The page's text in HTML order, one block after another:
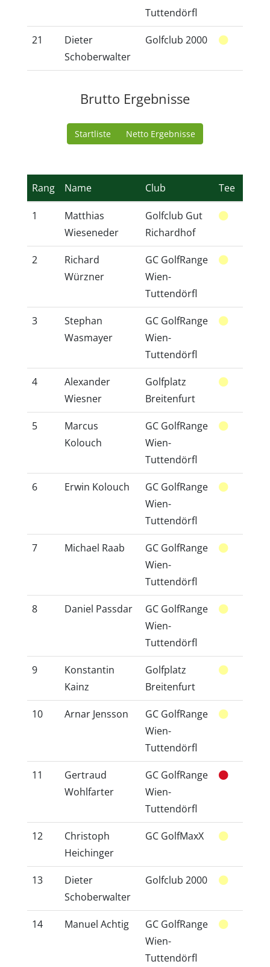
Tuttendörfl
21
Dieter
Schoberwalter
Golfclub 2000
Brutto Ergebnisse
Startliste Netto Ergebnisse
Rang Name Club Tee
1
Matthias
Wieseneder
Golfclub Gut
Richardhof
2
Richard
Würzner
GC GolfRange
Wien-
Tuttendörfl
3
Stephan
Wasmayer
GC GolfRange
Wien-
Tuttendörfl
4
Alexander
Wiesner
Golfplatz
Breitenfurt
5
Marcus
Kolouch
GC GolfRange
Wien-
Tuttendörfl
6 Erwin Kolouch
GC GolfRange
Wien-
Tuttendörfl
7 Michael Raab
GC GolfRange
Wien-
Tuttendörfl
8 Daniel Passdar
GC GolfRange
Wien-
Tuttendörfl
9
Konstantin
Kainz
Golfplatz
Breitenfurt
10 Arnar Jensson
GC GolfRange
Wien-
Tuttendörfl
11
Gertraud
Wohlfarter
GC GolfRange
Wien-
Tuttendörfl
12
Christoph
Heichinger
GC GolfMaxX
13
Dieter
Schoberwalter
Golfclub 2000
14 Manuel Achtig
GC GolfRange
Wien-
Tuttendörfl